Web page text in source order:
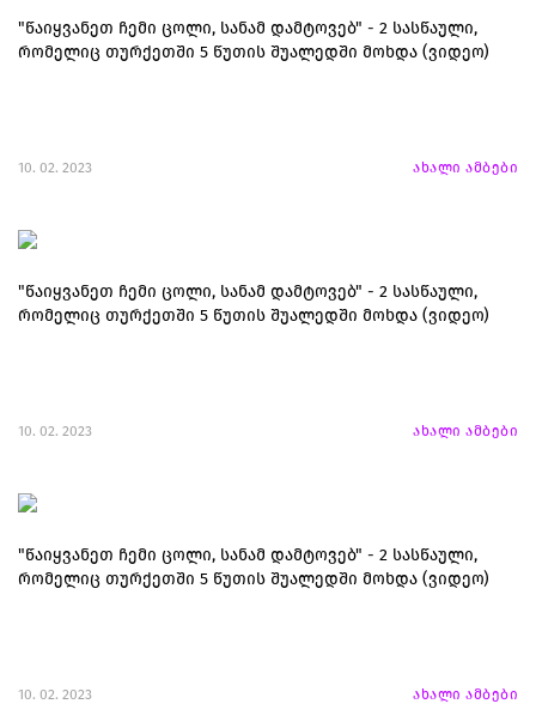
"წაიყვანეთ ჩემი ცოლი, სანამ დამტოვებ" - 2 სასწაული,
რომელიც თურქეთში 5 წუთის შუალედში მოხდა (ვიდეო)
10. 02. 2023 ახალი ამბები
"წაიყვანეთ ჩემი ცოლი, სანამ დამტოვებ" - 2 სასწაული,
რომელიც თურქეთში 5 წუთის შუალედში მოხდა (ვიდეო)
10. 02. 2023 ახალი ამბები
"წაიყვანეთ ჩემი ცოლი, სანამ დამტოვებ" - 2 სასწაული,
რომელიც თურქეთში 5 წუთის შუალედში მოხდა (ვიდეო)
10. 02. 2023 ახალი ამბები